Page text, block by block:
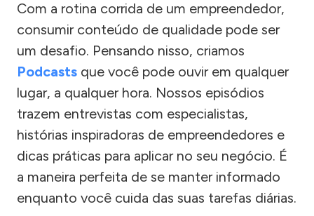
Com a rotina corrida de um empreendedor,
consumir conteúdo de qualidade pode ser
um desafio. Pensando nisso, criamos
Podcasts que você pode ouvir em qualquer
lugar, a qualquer hora. Nossos episódios
trazem entrevistas com especialistas,
histórias inspiradoras de empreendedores e
dicas práticas para aplicar no seu negócio. É
a maneira perfeita de se manter informado
enquanto você cuida das suas tarefas diárias.